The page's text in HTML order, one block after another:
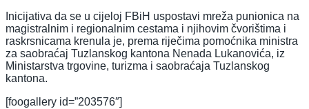
Inicijativa da se u cijeloj FBiH uspostavi mreža punionica na
magistralnim i regionalnim cestama i njihovim čvorištima i
raskrsnicama krenula je, prema riječima pomoćnika ministra
za saobraćaj Tuzlanskog kantona Nenada Lukanovića, iz
Ministarstva trgovine, turizma i saobraćaja Tuzlanskog
kantona.
[foogallery id=”203576″]